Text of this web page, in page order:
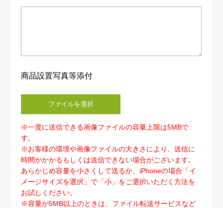
商品設置写真等添付
※一度に送信できる画像ファイルの容量上限は5MBで
す。
※お客様の環境や画像ファイルの大きさにより、送信に
時間がかかるもしくは送信できない場合がございます。
あらかじめ容量を小さくして送るか、iPhoneの場合「イ
メージサイズを選択」で「小」をご選択いただく方法を
お試しください。
※容量が5MB以上のときは、ファイル転送サービスなど